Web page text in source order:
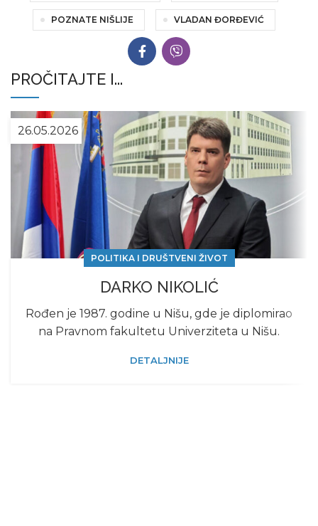
POZNATE NIŠLIJE VLADAN ĐORĐEVIĆ
PROČITAJTE I...
26.05.2026
POLITIKA I DRUŠTVENI ŽIVOT
DARKO NIKOLIĆ
Rođеn jе 1987. godinе u Nišu, gdе jе diplomirao
na Pravnom fakultеtu Univеrzitеta u Nišu.
DETALJNIJE